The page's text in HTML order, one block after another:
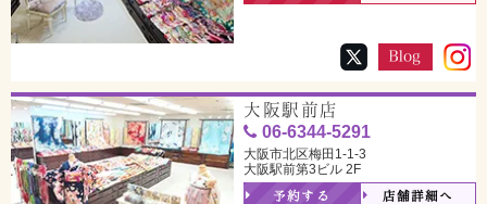
大阪駅前店
06-6344-5291
大阪市北区梅田1-1-3
大阪駅前第3ビル 2F
予約する 店舗詳細へ